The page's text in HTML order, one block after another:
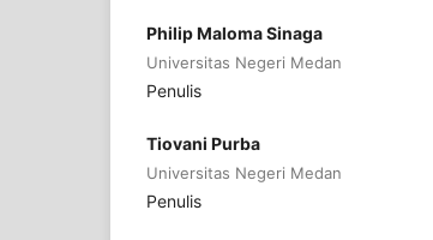
Philip Maloma Sinaga
Universitas Negeri Medan
Penulis
Tiovani Purba
Universitas Negeri Medan
Penulis